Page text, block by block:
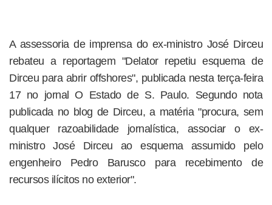
A assessoria de imprensa do ex-ministro José Dirceu
rebateu a reportagem "Delator repetiu esquema de
Dirceu para abrir offshores", publicada nesta terça-feira
17 no jornal O Estado de S. Paulo. Segundo nota
publicada no blog de Dirceu, a matéria "procura, sem
qualquer razoabilidade jornalística, associar o ex-
ministro José Dirceu ao esquema assumido pelo
engenheiro Pedro Barusco para recebimento de
recursos ilícitos no exterior".